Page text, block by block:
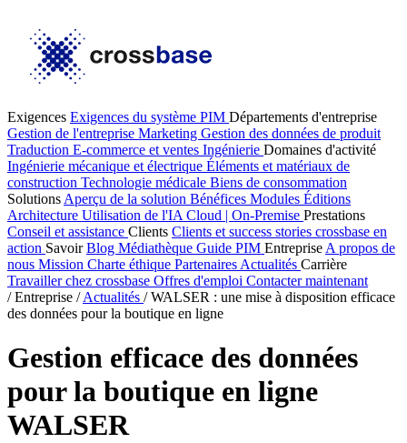
Exigences Exigences du système PIM Départements d'entreprise
Gestion de l'entreprise Marketing Gestion des données de produit
Traduction E-commerce et ventes Ingénierie Domaines d'activité
Ingénierie mécanique et électrique Éléments et matériaux de
construction Technologie médicale Biens de consommation
Solutions Aperçu de la solution Bénéfices Modules Éditions
Architecture Utilisation de l'IA Cloud | On-Premise Prestations
Conseil et assistance Clients Clients et success stories crossbase en
action SavoirBlog Médiathèque Guide PIM Entreprise A propos de
nous Mission Charte éthique Partenaires Actualités Carrière
Travailler chez crossbase Offres d'emploi Contacter maintenant
/ Entreprise / Actualités / WALSER : une mise à disposition efficace
des données pour la boutique en ligne
Gestion efficace des données
pour la boutique en ligne
WALSER